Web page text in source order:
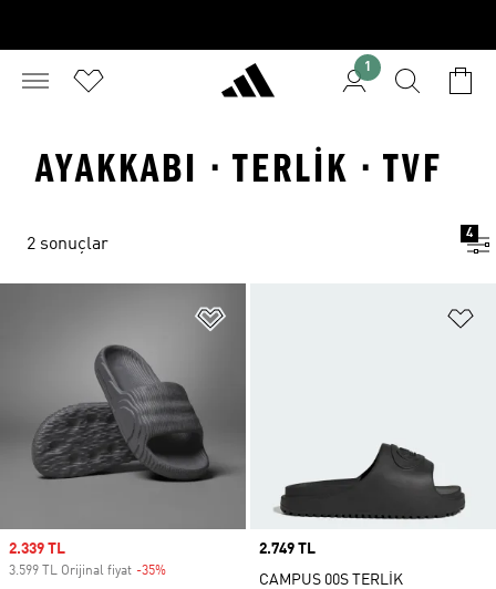
1
AYAKKABI · TERLIK · TVF
2 sonuçlar
4
Sale price
2.339 TL
3.599 TL Orijinal fiyat -35%
Price
2.749 TL
CAMPUS 00S TERLİK